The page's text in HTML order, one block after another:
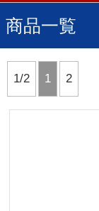
商品一覧
1/2 1 2